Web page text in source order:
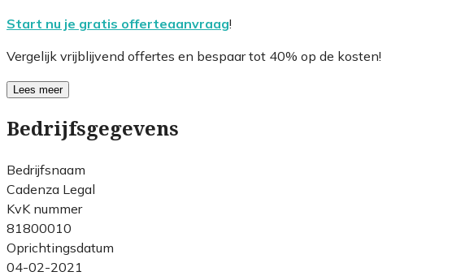
Start nu je gratis offerteaanvraag!
Vergelijk vrijblijvend offertes en bespaar tot 40% op de kosten!
Lees meer
Bedrijfsgegevens
Bedrijfsnaam
Cadenza Legal
KvK nummer
81800010
Oprichtingsdatum
04-02-2021